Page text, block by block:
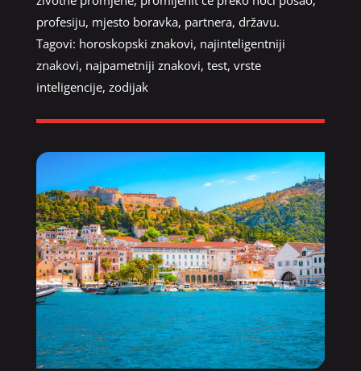
profesiju, mjesto boravka, partnera, državu.
Tagovi: horoskopski znakovi, najinteligentniji
znakovi, najpametniji znakovi, test, vrste
inteligencije, zodijak